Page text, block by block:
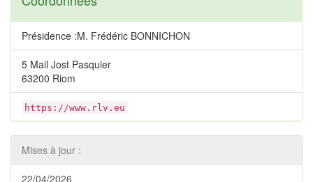
Présidence :M. Frédéric BONNICHON
5 Mail Jost Pasquier
63200 Riom
https://www.rlv.eu
Mises à jour :
22/04/2026